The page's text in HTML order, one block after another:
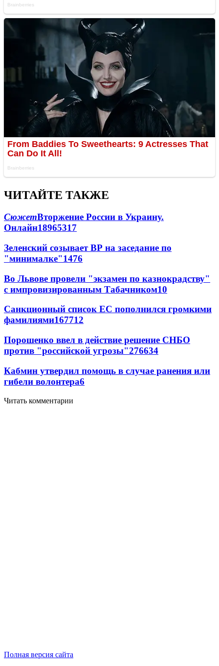
ЧИТАЙТЕ ТАКЖЕ
СюжетВторжение России в Украину.
Онлайн18965317
Зеленский созывает ВР на заседание по
"минималке"1476
Во Львове провели "экзамен по казнокрадству"
с импровизированным Табачником10
Санкционный список ЕС пополнился громкими
фамилиями167712
Порошенко ввел в действие решение СНБО
против "российской угрозы"276634
Кабмин утвердил помощь в случае ранения или
гибели волонтера6
Читать комментарии
Полная версия сайта